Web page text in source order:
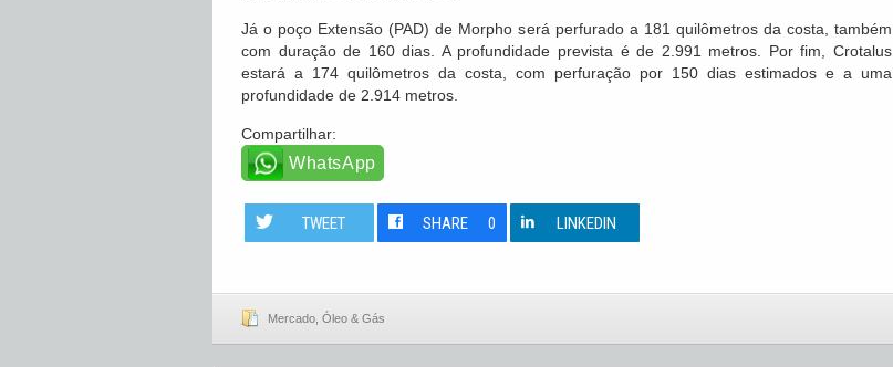
Já o poço Extensão (PAD) de Morpho será perfurado a 181 quilômetros da costa, também
com duração de 160 dias. A profundidade prevista é de 2.991 metros. Por fim, Crotalus
estará a 174 quilômetros da costa, com perfuração por 150 dias estimados e a uma
profundidade de 2.914 metros.
Compartilhar:
WhatsApp
TWEET SHARE 0 LINKEDIN
Mercado Óleo & Gás